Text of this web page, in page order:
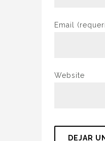
Email
Website